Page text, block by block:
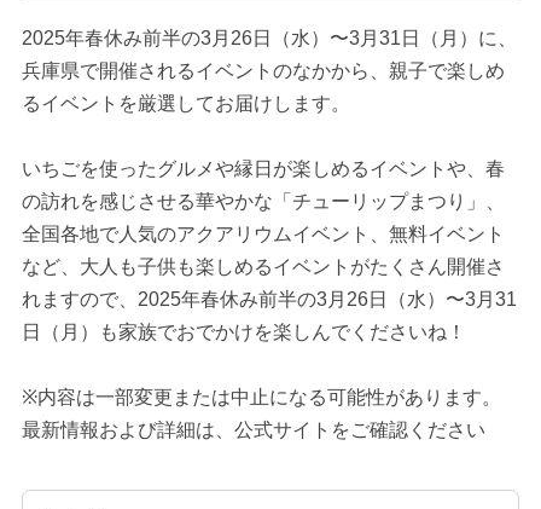
2025年春休み前半の3月26日（水）〜3月31日（月）に、
兵庫県で開催されるイベントのなかから、親子で楽しめ
るイベントを厳選してお届けします。
いちごを使ったグルメや縁日が楽しめるイベントや、春
の訪れを感じさせる華やかな「チューリップまつり」、
全国各地で人気のアクアリウムイベント、無料イベント
など、大人も子供も楽しめるイベントがたくさん開催さ
れますので、2025年春休み前半の3月26日（水）〜3月31
日（月）も家族でおでかけを楽しんでくださいね！
※内容は一部変更または中止になる可能性があります。
最新情報および詳細は、公式サイトをご確認ください